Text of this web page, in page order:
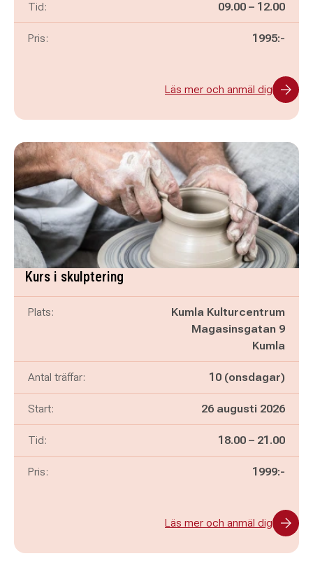
Tid: Pågår mellan
09.00 – och
12.00
Pris: 1995:-
Läs mer och anmäl dig
Kurs i skulptering
Plats:
Kumla Kulturcentrum
Magasinsgatan 9
Kumla
Antal träffar: 10 (onsdagar)
Start: 26 augusti 2026
Tid: Pågår mellan
18.00 – och
21.00
Pris: 1999:-
Läs mer och anmäl dig